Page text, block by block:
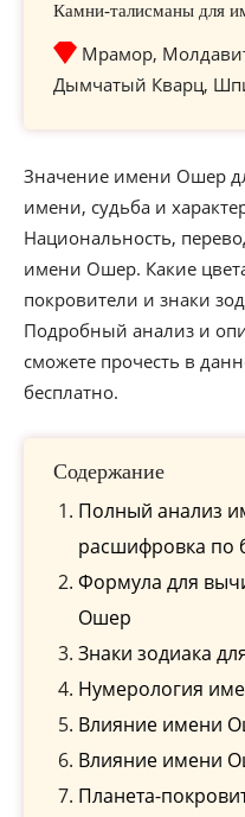
Камни-талисманы для
Мрамор,
Дымчатый Кварц,
Значение имени Ошер
имени, судьба и
Национальность,
имени Ошер. Какие
покровители и знаки
Подробный анализ и
сможете прочесть в
бесплатно.
Содержание
Полный анализ
расшифровка по
Формула для
Ошер
Знаки зодиака
Нумерология
Влияние имени
Влияние имени
Планета-